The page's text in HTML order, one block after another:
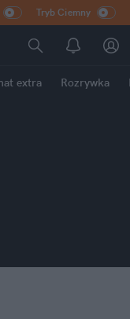
Tryb Ciemny
extra Rozrywka